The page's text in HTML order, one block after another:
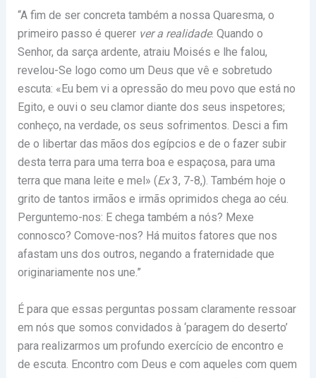
“A fim de ser concreta também a nossa Quaresma, o
primeiro passo é querer ver a realidade. Quando o
Senhor, da sarça ardente, atraiu Moisés e lhe falou,
revelou-Se logo como um Deus que vê e sobretudo
escuta: «Eu bem vi a opressão do meu povo que está no
Egito, e ouvi o seu clamor diante dos seus inspetores;
conheço, na verdade, os seus sofrimentos. Desci a fim
de o libertar das mãos dos egípcios e de o fazer subir
desta terra para uma terra boa e espaçosa, para uma
terra que mana leite e mel» (Ex3, 7-8,). Também hoje o
grito de tantos irmãos e irmãs oprimidos chega ao céu.
Perguntemo-nos: E chega também a nós? Mexe
connosco? Comove-nos? Há muitos fatores que nos
afastam uns dos outros, negando a fraternidade que
originariamente nos une.”
É para que essas perguntas possam claramente ressoar
em nós que somos convidados à ‘paragem do deserto’
para realizarmos um profundo exercício de encontro e
de escuta. Encontro com Deus e com aqueles com quem